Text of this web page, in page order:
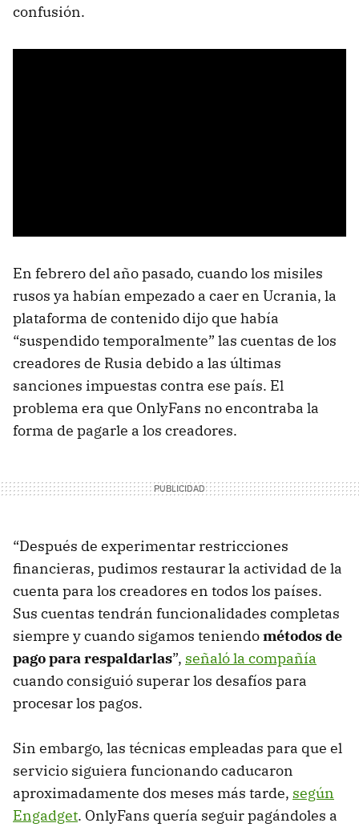
confusión.
En febrero del año pasado, cuando los misiles
rusos ya habían empezado a caer en Ucrania, la
plataforma de contenido dijo que había
“suspendido temporalmente” las cuentas de los
creadores de Rusia debido a las últimas
sanciones impuestas contra ese país. El
problema era que OnlyFans no encontraba la
forma de pagarle a los creadores.
“Después de experimentar restricciones
financieras, pudimos restaurar la actividad de la
cuenta para los creadores en todos los países.
Sus cuentas tendrán funcionalidades completas
siempre y cuando sigamos teniendométodos de
pago para respaldarlas”, señaló la compañía
cuando consiguió superar los desafíos para
procesar los pagos.
Sin embargo, las técnicas empleadas para que el
servicio siguiera funcionando caducaron
aproximadamente dos meses más tarde, según
Engadget. OnlyFans quería seguir pagándoles a